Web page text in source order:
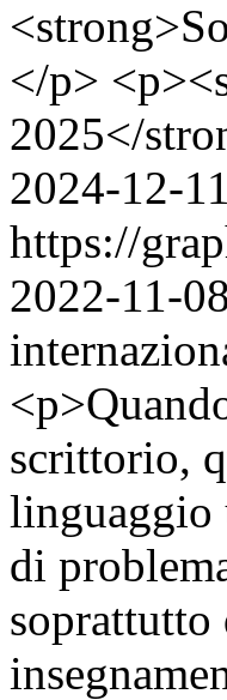
</p>
2025</
2024-12-
https://
2022-11-
scrittorio,
linguaggio
di